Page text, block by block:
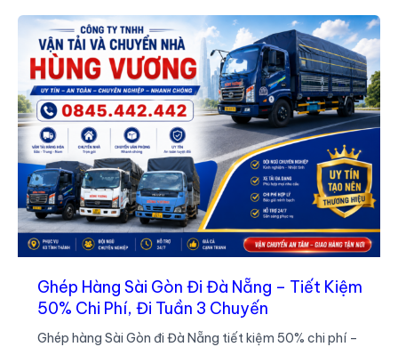
Ghép Hàng Sài Gòn Đi Đà Nẵng – Tiết Kiệm
50% Chi Phí, Đi Tuần 3 Chuyến
Ghép hàng Sài Gòn đi Đà Nẵng tiết kiệm 50% chi phí –